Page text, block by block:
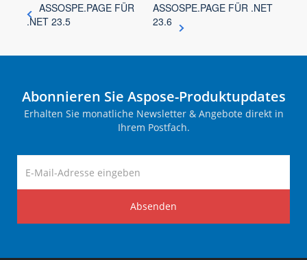
ASSOSPE.PAGE FÜR
.NET 23.5
ASSOSPE.PAGE FÜR .NET
23.6
Abonnieren Sie Aspose-Produktupdates
Erhalten Sie monatliche Newsletter & Angebote direkt in
Ihrem Postfach.
Absenden